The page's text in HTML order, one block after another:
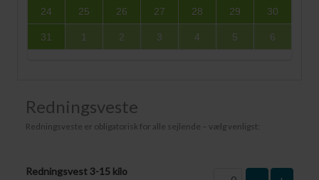
24 25 26 27 28 29 30
31 1 2 3 4 5 6
Redningsveste
Redningsveste er obligatorisk for alle sejlende – vælg venligst:
Redningsvest 3-15 kilo